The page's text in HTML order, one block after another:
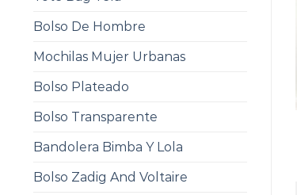
Bolso De Hombre
Mochilas Mujer Urbanas
Bolso Plateado
Bolso Transparente
Bandolera Bimba Y Lola
Bolso Zadig And Voltaire